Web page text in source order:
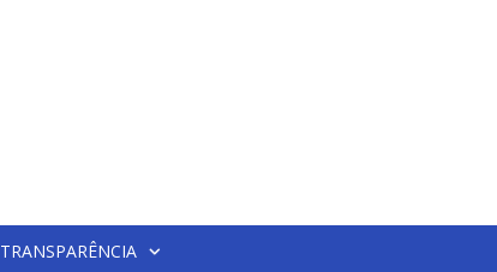
TRANSPARÊNCIA